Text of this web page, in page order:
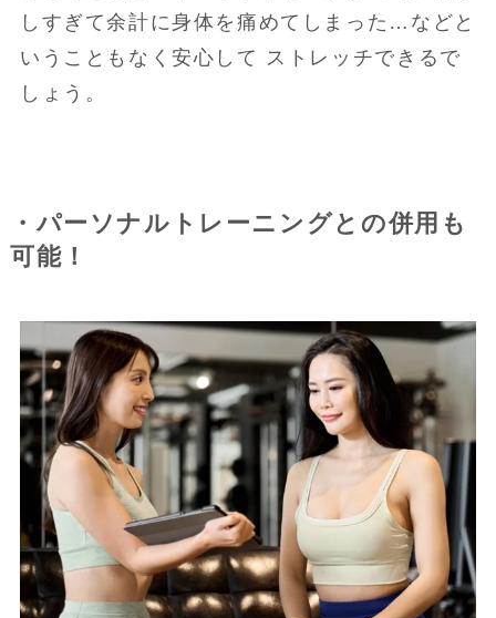
しすぎて余計に身体を痛めてしまった…などと
いうこともなく安心して ストレッチできるで
しょう。
・パーソナルトレーニングとの併用も
可能！